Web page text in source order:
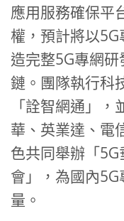
應用服務確保平
權，預計將以
造完整5G專網
鏈。團隊執行科
「詮智網通」
華、英業達、電
色共同舉辦「
會」，為國內
量。